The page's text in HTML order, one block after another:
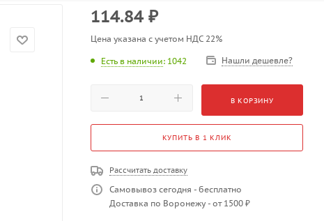
114.84 ₽
Цена указана с учетом НДС 22%
Есть в наличии: 1042 Нашли дешевле?
В КОРЗИНУ
КУПИТЬ В 1 КЛИК
Рассчитать доставку
Самовывоз сегодня - бесплатно
Доставка по Воронежу - от 1500 ₽